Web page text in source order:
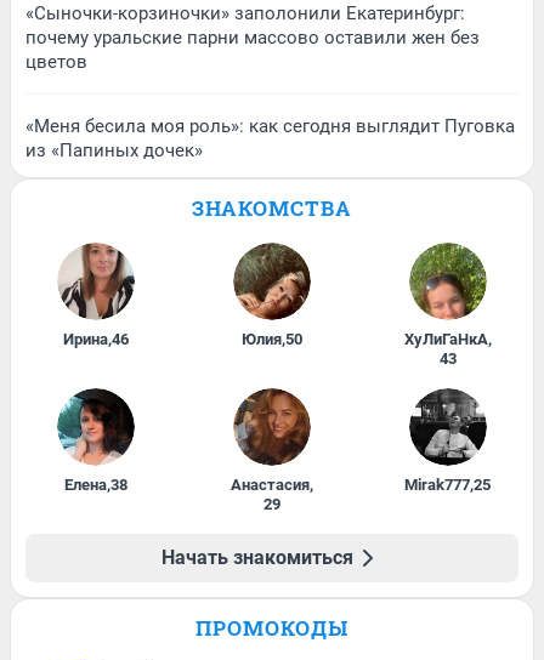
«Сыночки-корзиночки» заполонили Екатеринбург:
почему уральские парни массово оставили жен без
цветов
«Меня бесила моя роль»: как сегодня выглядит Пуговка
из «Папиных дочек»
ЗНАКОМСТВА
Ирина,46 Юлия,50 ХуЛиГаНкА,
43
Елена,38 Анастасия,
29
Mirak777,25
Начать знакомиться
ПРОМОКОДЫ